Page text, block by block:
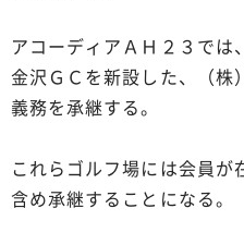
アコーディアＡＨ２３では
金沢ＧＣを新設した、（株
義務を承継する。
これらゴルフ場には会員が
含め承継することになる。